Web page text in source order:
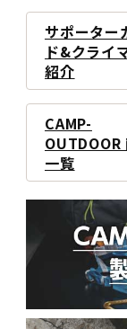
サポーター
ド&クライ
紹介
CAMP-
OUTDOOR
一覧